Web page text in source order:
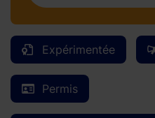
Expérimentée
Permis